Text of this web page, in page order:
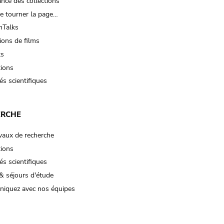
tourner la page…
de films
scientifiques
de recherche
scientifiques
séjours d'étude
avec nos équipes